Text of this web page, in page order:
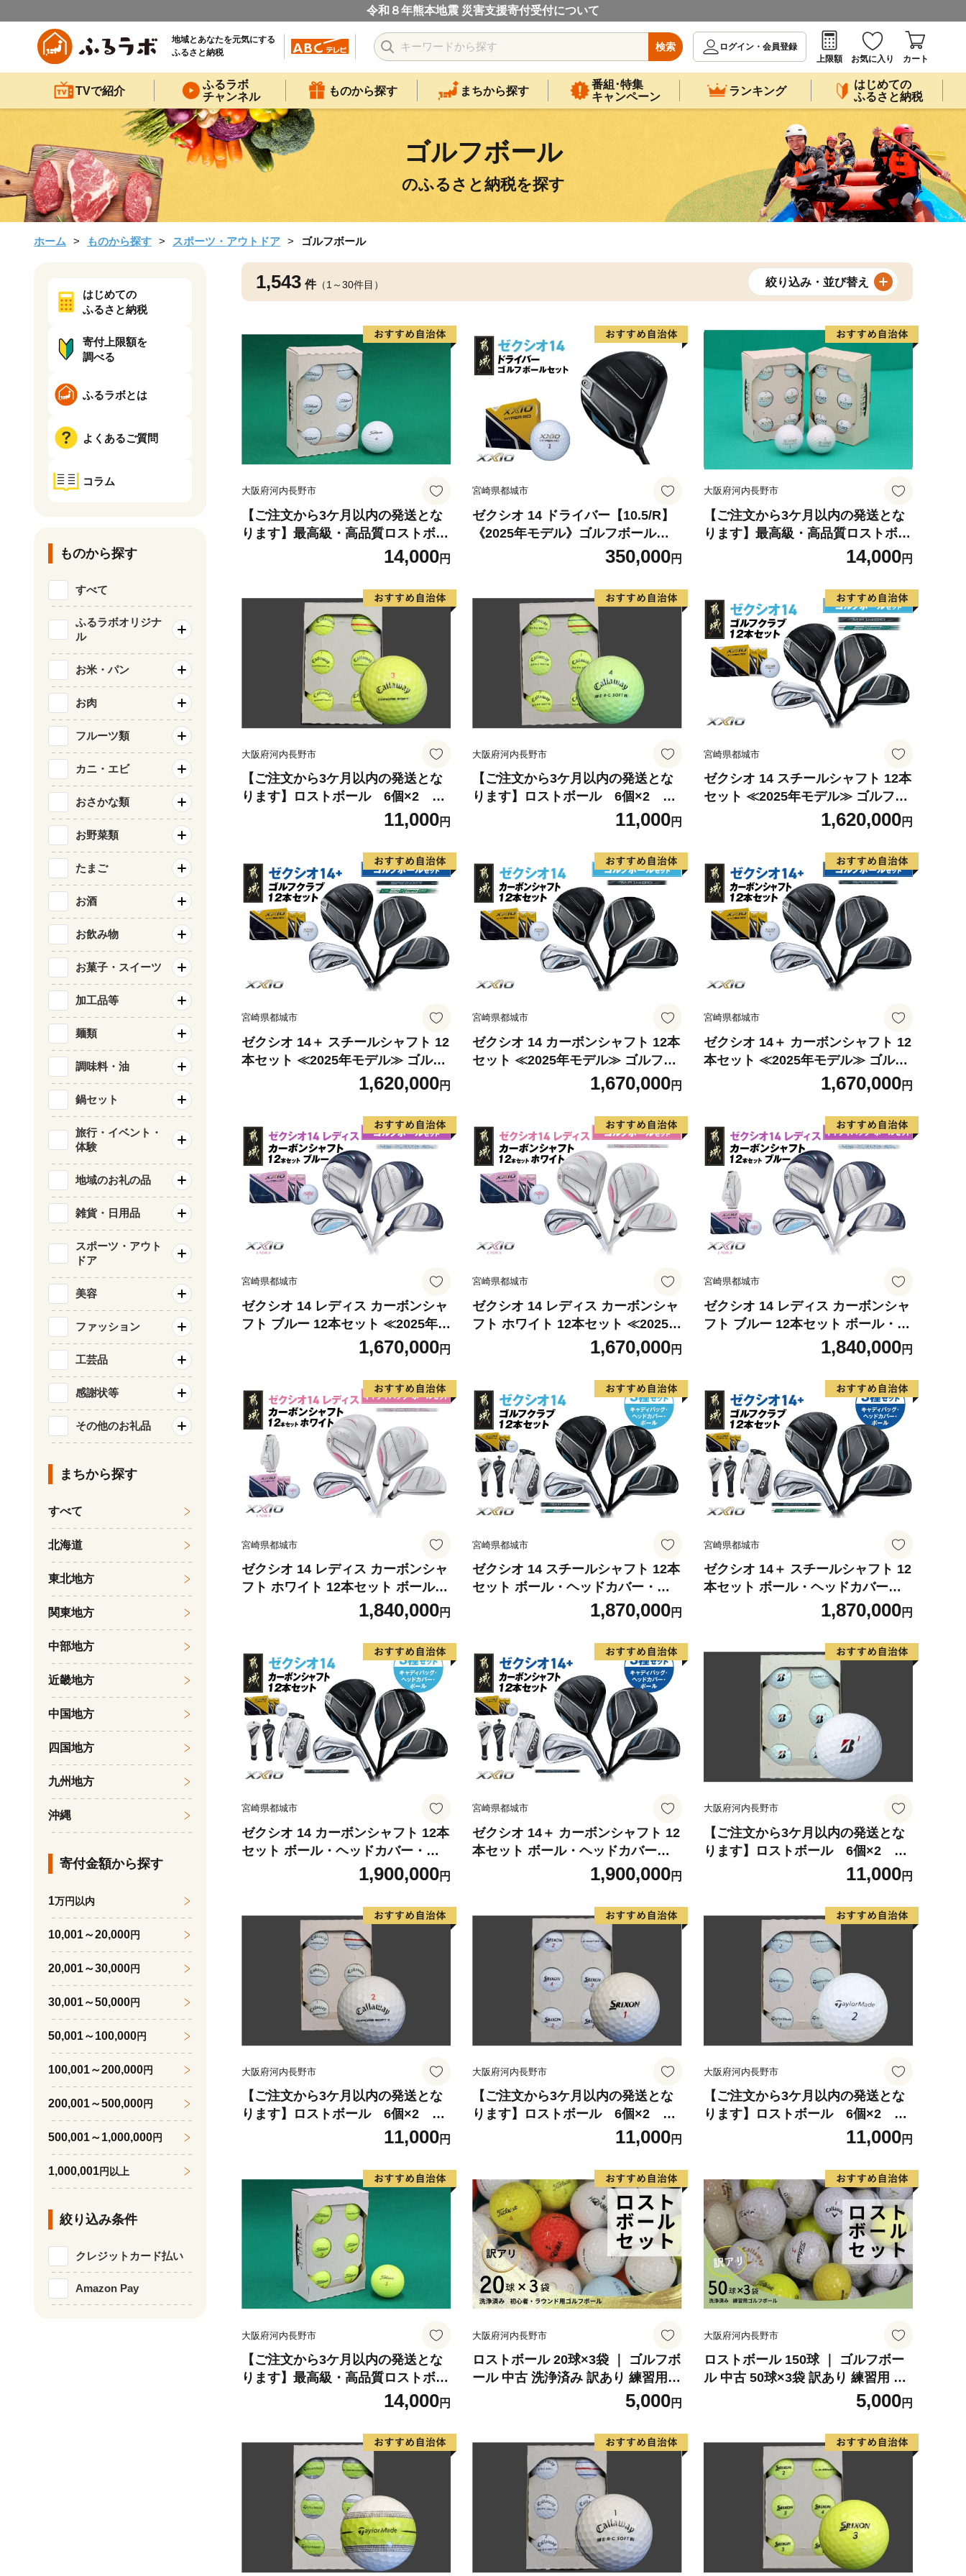
令和８年熊本地震 災害支援寄付受付について
地域とあなたを元気にする
ふるさと納税
検索
ログイン・会員登録
上限額
お気に入り カート
TVで紹介
ふるラボ
チャンネル
ものから探す まちから探す
番組･特集
キャンペーン
ランキング
はじめての
ふるさと納税
ゴルフボール
のふるさと納税を探す
ホーム ものから探す スポーツ・アウトドア ゴルフボール
1,543 件（1～30件目） 絞り込み・並び替え
大阪府河内長野市
【ご注文から3ケ月以内の発送とな
ります】最高級・高品質ロストボー
ル 6個×2 【タイトリスト PRO
V1 X 白】他ブランドあり 最高級・
高品質ロストボール 6個×2 ゴルフ
ロストボールセット ｜練習用 ゴル
フボール ブランド 12球 中古球 初
14,000円
宮崎県都城市
ゼクシオ 14 ドライバー【10.5/R】
《2025年モデル》ゴルフボールセ
ット_GZ-C701-105R _(都城市)ダン
ロップ ゼクシオ 14シリーズ 2025年
モデル ドライバー MP1400 カーボ
ンシャフト ゴルフ用品 スポーツ用
品 日本製 MADE IN JAPAN 国産 ゴ
ルフクラブ
350,000円
大阪府河内長野市
【ご注文から3ケ月以内の発送とな
ります】最高級・高品質ロストボー
ル 6個×２ 【XXIO PREMIUM
シリーズ】他ブランドあり 最高
級・高品質ロストボール 6個×2 ゴ
ルフ ロストボールセット ｜練習用
ゴルフボール ブランド 12球 中古球
初心者向け
14,000円
大阪府河内長野市
【ご注文から3ケ月以内の発送とな
ります】ロストボール 6個×2
【キャロウェイ クロムソフト・X
カラー シリーズ】(色・柄指定不可)
他メーカーあり ゴルフ ゴルフボー
ル ボール洗浄選別済み 練習用カラ
ーボール カラフル 送料無料
11,000円
大阪府河内長野市
【ご注文から3ケ月以内の発送とな
ります】ロストボール 6個×2
【キャロウェイ ERC SOFT カラー
シリーズ】(柄指定不可)他メーカー
あり ゴルフ ゴルフボール ボール洗
浄選別済み 練習用カラーボール カ
ラフル 送料無料
11,000円
宮崎県都城市
ゼクシオ 14 スチールシャフト 12本
セット ≪2025年モデル≫ ゴルフボ
ールセット _IN-C701 _（都城市）
ドライバー フェアウェイウッド ユ
ーティリティ アイアン ダンロップ
XXIO メンズ レディス 女性用 ゴル
フ用品 ゴルフクラブ ギア クラブセ
ット フルセット ふるさと納税 ゴル
フ 宮崎県 都城市
1,620,000円
宮崎県都城市
ゼクシオ 14＋ スチールシャフト 12
本セット ≪2025年モデル≫ ゴルフ
ボールセット _IN-C702 _（都城
市） ドライバー フェアウェイウッ
ド ユーティリティ アイアン ダンロ
ップ XXIO メンズ レディス 女性用
ゴルフ用品 ゴルフクラブ ギア クラ
ブセット フルセット ふるさと納税
ゴルフ 宮崎県 都城市
1,620,000円
宮崎県都城市
ゼクシオ 14 カーボンシャフト 12本
セット ≪2025年モデル≫ ゴルフボ
ールセット _IO-C701 _（都城市）
ドライバー フェアウェイウッド ユ
ーティリティ アイアン ダンロップ
XXIO メンズ レディス 女性用 ゴル
フ用品 ゴルフクラブ ギア クラブセ
ット フルセット ふるさと納税 ゴル
フ 宮崎県 都城市
1,670,000円
宮崎県都城市
ゼクシオ 14＋ カーボンシャフト 12
本セット ≪2025年モデル≫ ゴルフ
ボールセット _IO-C702 _（都城
市） ドライバー フェアウェイウッ
ド ユーティリティ アイアン ダンロ
ップ XXIO メンズ レディス 女性用
ゴルフ用品 ゴルフクラブ ギア クラ
ブセット フルセット ふるさと納税
ゴルフ 宮崎県 都城市
1,670,000円
宮崎県都城市
ゼクシオ 14 レディス カーボンシャ
フト ブルー 12本セット ≪2025年モ
デル≫ ゴルフボールセット _IO-C7
03 _（都城市） ドライバー フェア
ウェイウッド ユーティリティ アイ
アン ダンロップ XXIO メンズ レデ
ィス 女性用 ゴルフ用品 ゴルフクラ
ブ ギア クラブセット フルセット ふ
るさと納税 ゴルフ 宮崎県 都城市
1,670,000円
宮崎県都城市
ゼクシオ 14 レディス カーボンシャ
フト ホワイト 12本セット ≪2025年
モデル≫ ゴルフボールセット _IO-
C704 _（都城市） ドライバー フェ
アウェイウッド ユーティリティ ア
イアン ダンロップ XXIO メンズ レ
ディス 女性用 ゴルフ用品 ゴルフク
ラブ ギア クラブセット フルセット
ふるさと納税 ゴルフ 宮崎県 都城市
1,670,000円
宮崎県都城市
ゼクシオ 14 レディス カーボンシャ
フト ブルー 12本セット ボール・キ
ャディバッグ付 ≪2025年モデル≫
_IR-C703 _（都城市） ドライバー
フェアウェイウッド ユーティリテ
ィ アイアン ダンロップ XXIO メン
ズ レディス 女性用 ゴルフ用品 ゴル
フクラブ ギア クラブセット フルセ
ット ふるさと納税 ゴルフ 宮崎県 都
城市
1,840,000円
宮崎県都城市
ゼクシオ 14 レディス カーボンシャ
フト ホワイト 12本セット ボール・
キャディバッグ付 ≪2025年モデル
≫ _IR-C704 _（都城市） ドライバ
ー フェアウェイウッド ユーティリ
ティ アイアン ダンロップ XXIO メ
ンズ レディス 女性用 ゴルフ用品 ゴ
ルフクラブ ギア クラブセット フル
セット ふるさと納税 ゴルフ 宮崎県
都城市
1,840,000円
宮崎県都城市
ゼクシオ 14 スチールシャフト 12本
セット ボール・ヘッドカバー・キ
ャディバッグ付 ≪2025年モデル≫
_IS-C701 _（都城市） ドライバー
フェアウェイウッド ユーティリテ
ィ アイアン ダンロップ XXIO メン
ズ レディス 女性用 ゴルフ用品 ゴル
フクラブ ギア クラブセット フルセ
ット ふるさと納税 ゴルフ 宮崎県 都
城市
1,870,000円
宮崎県都城市
ゼクシオ 14＋ スチールシャフト 12
本セット ボール・ヘッドカバー・
キャディバッグ付 ≪2025年モデル
≫ _IS-C702 _（都城市） ドライバ
ー フェアウェイウッド ユーティリ
ティ アイアン ダンロップ XXIO メ
ンズ レディス 女性用 ゴルフ用品 ゴ
ルフクラブ ギア クラブセット フル
セット ふるさと納税 ゴルフ 宮崎県
1,870,000円
宮崎県都城市
ゼクシオ 14 カーボンシャフト 12本
セット ボール・ヘッドカバー・キ
ャディバッグ付 ≪2025年モデル≫
_IT-C701 _（都城市） ドライバー
フェアウェイウッド ユーティリテ
ィ アイアン ダンロップ XXIO メン
ズ レディス 女性用 ゴルフ用品 ゴル
フクラブ ギア クラブセット フルセ
ット ふるさと納税 ゴルフ 宮崎県 都
1,900,000円
宮崎県都城市
ゼクシオ 14＋ カーボンシャフト 12
本セット ボール・ヘッドカバー・
キャディバッグ付 ≪2025年モデル
≫ _IT-C702 _（都城市） ドライバ
ー フェアウェイウッド ユーティリ
ティ アイアン ダンロップ XXIO メ
ンズ レディス 女性用 ゴルフ用品 ゴ
ルフクラブ ギア クラブセット フル
セット ふるさと納税 ゴルフ 宮崎県
1,900,000円
大阪府河内長野市
【ご注文から3ケ月以内の発送とな
ります】ロストボール 6個×2
【ブリヂストン TOUR B X・XS シ
リーズ】(色・柄指定不可)他ブラン
ドあり ゴルフ ゴルフボール ボール
洗浄選別済み 練習用 カラーボール
カラフル 送料無料
11,000円
大阪府河内長野市
【ご注文から3ケ月以内の発送とな
ります】ロストボール 6個×2
【キャロウェイ クロムソフト・X
白 シリーズ】(色・柄指定不可)他メ
ーカーあり ゴルフ ゴルフボール ボ
ール洗浄選別済み 練習用カラーボ
ール カラフル 送料無料
11,000円
大阪府河内長野市
【ご注文から3ケ月以内の発送とな
ります】ロストボール 6個×2
【Z-STAR・Z-STAR XV 白 シリー
ズ】(色指定不可)他メーカーあり ゴ
ルフ ゴルフボール ボール洗浄選別
済み 練習用 カラーボール カラフル
送料無料
11,000円
大阪府河内長野市
【ご注文から3ケ月以内の発送とな
ります】ロストボール 6個×2
【テーラーメイド TP5・X シリー
ズ】(色・柄指定不可)他ブランドあ
り ゴルフ ゴルフボール ボール洗浄
選別済み 練習用カラーボール カラ
フル 送料無料
11,000円
大阪府河内長野市
【ご注文から3ケ月以内の発送とな
ります】最高級・高品質ロストボー
ル 6個×2 【タイトリスト PRO
V1X カラー】他ブランドあり 最高
級・高品質ロストボール 6個×2 ゴ
ルフ ロストボールセット ｜練習用
ゴルフボール ブランド 12球 中古球
初心者向け
14,000円
大阪府河内長野市
ロストボール 20球×3袋 ｜ ゴルフボ
ール 中古 洗浄済み 訳あり 練習用
球数重視 傷あり メーカー混在 安価
で練習したい方におすすめ ゴルフ
初心者 ゴルフボール ゴルフ練習
タイトリスト ブリヂストン スリク
ソン HONMA テーラーメイド
5,000円
大阪府河内長野市
ロストボール 150球 ｜ ゴルフボー
ル 中古 50球×3袋 訳あり 練習用 球
数重視 傷あり マーカー混在 安価で
練習したい方におすすめ ゴルフ初
心者 ゴルフボール ゴルフ練習 タイ
トリスト ブリヂストン スリクソン
HONMA テーラーメイド
5,000円
はじめての
ふるさと納税
寄付上限額を
調べる
ふるラボとは
よくあるご質問
コラム
ものから探す
すべて
ふるラボオリジナ
ル
お米・パン
お肉
フルーツ類
カニ・エビ
おさかな類
お野菜類
たまご
お酒
お飲み物
お菓子・スイーツ
加工品等
麺類
調味料・油
鍋セット
旅行・イベント・
体験
地域のお礼の品
雑貨・日用品
スポーツ・アウト
ドア
美容
ファッション
工芸品
感謝状等
その他のお礼品
まちから探す
すべて
北海道
東北地方
関東地方
中部地方
近畿地方
中国地方
四国地方
九州地方
沖縄
寄付金額から探す
1万円以内
10,001～20,000円
20,001～30,000円
30,001～50,000円
50,001～100,000円
100,001～200,000円
200,001～500,000円
500,001～1,000,000円
1,000,001円以上
絞り込み条件
クレジットカード払い
Amazon Pay